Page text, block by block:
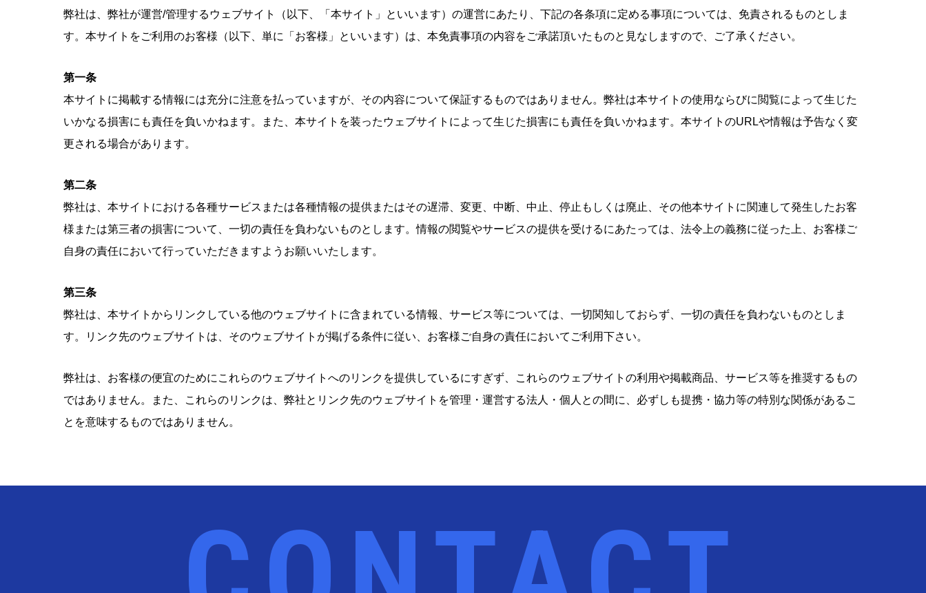
弊社は、弊社が運営/管理するウェブサイト（以下、「本サイト」といいます）の運営にあたり、下記の各条項に定める事項については、免責されるものとしま
す。本サイトをご利用のお客様（以下、単に「お客様」といいます）は、本免責事項の内容をご承諾頂いたものと見なしますので、ご了承ください。
第一条
本サイトに掲載する情報には充分に注意を払っていますが、その内容について保証するものではありません。弊社は本サイトの使用ならびに閲覧によって生じた
いかなる損害にも責任を負いかねます。また、本サイトを装ったウェブサイトによって生じた損害にも責任を負いかねます。本サイトのURLや情報は予告なく変
更される場合があります。
第二条
弊社は、本サイトにおける各種サービスまたは各種情報の提供またはその遅滞、変更、中断、中止、停止もしくは廃止、その他本サイトに関連して発生したお客
様または第三者の損害について、一切の責任を負わないものとします。情報の閲覧やサービスの提供を受けるにあたっては、法令上の義務に従った上、お客様ご
自身の責任において行っていただきますようお願いいたします。
第三条
弊社は、本サイトからリンクしている他のウェブサイトに含まれている情報、サービス等については、一切関知しておらず、一切の責任を負わないものとしま
す。リンク先のウェブサイトは、そのウェブサイトが掲げる条件に従い、お客様ご自身の責任においてご利用下さい。
弊社は、お客様の便宜のためにこれらのウェブサイトへのリンクを提供しているにすぎず、これらのウェブサイトの利用や掲載商品、サービス等を推奨するもの
ではありません。また、これらのリンクは、弊社とリンク先のウェブサイトを管理・運営する法人・個人との間に、必ずしも提携・協力等の特別な関係があるこ
とを意味するものではありません。